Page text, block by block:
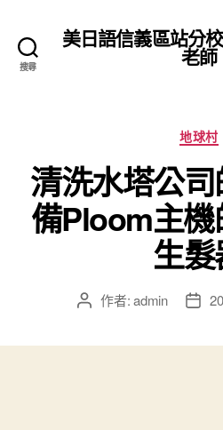
搜尋
美日語信義區站分
老師
分
類
地球村
清洗水塔公
備Ploom主
生
文 作者:admin
文